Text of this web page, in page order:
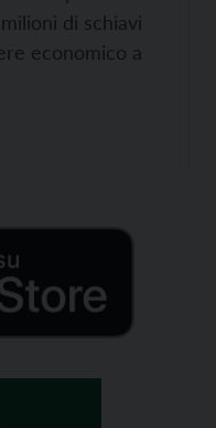
di schiavi
economico a